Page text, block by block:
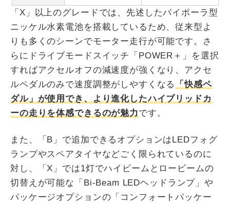
「X」以上のグレードでは、先述したバイポーラ型
ニッケル水素電池を搭載しているため、従来型よ
りも多くのシーンでモーター走行が可能です。さ
らにドライブモードスイッチ「POWER＋」を選択
すればアクセルオフの減速度が強くなり、アクセ
ルペダルのみで速度調整がしやすくなる
「快感ペ
ダル」が使用でき、より進化したハイブリッドカ
ーの走りを体感できるのが魅力 です。
また、「B」で追加できるオプションはLEDフォグ
ランプやスペアタイヤなどごく限られているのに
対し、「X」では1灯でハイビームとロービームの
切替えが可能な「Bi-Beam LEDヘッドランプ」や
パッケージオプションの「コンフォートパッケー